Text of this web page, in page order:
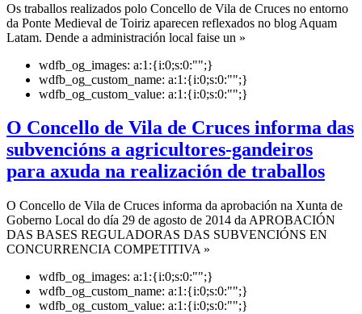
Os traballos realizados polo Concello de Vila de Cruces no entorno
da Ponte Medieval de Toiriz aparecen reflexados no blog Aquam
Latam. Dende a administración local faise un »
wdfb_og_images: a:1:{i:0;s:0:"";}
wdfb_og_custom_name: a:1:{i:0;s:0:"";}
wdfb_og_custom_value: a:1:{i:0;s:0:"";}
O Concello de Vila de Cruces informa das
subvencións a agricultores-gandeiros
para axuda na realización de traballos
O Concello de Vila de Cruces informa da aprobación na Xunta de
Goberno Local do día 29 de agosto de 2014 da APROBACIÓN
DAS BASES REGULADORAS DAS SUBVENCIÓNS EN
CONCURRENCIA COMPETITIVA »
wdfb_og_images: a:1:{i:0;s:0:"";}
wdfb_og_custom_name: a:1:{i:0;s:0:"";}
wdfb_og_custom_value: a:1:{i:0;s:0:"";}